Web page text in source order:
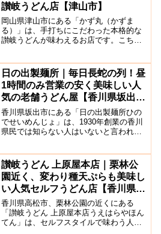
讃岐うどん店【津山市】
岡山県津山市にある「かず丸（かずま
る）」は、手打ちにこだわった本格的な
讃岐うどんが味わえるお店です。こちら
ープンしました。お店は広々としてお
り、テーブル席のほか座敷...
日の出製麺所｜毎日長蛇の列！昼
1時間のみ営業の安く美味しい人
気の老舗うどん屋【香川県坂出
市】
香川県坂出市にある「日の出製麺所ひの
でせいめんじょ」は、1930年創業の香川
県民では知らない人はいないと言われる
麺を味わってほしいという思いから、営
業時間はお昼時の1時...
讃岐うどん 上原屋本店｜栗林公
園近く、変わり種天ぷらも美味し
い人気セルフうどん店【香川県高
松市】
香川県高松市、栗林公園の近くにある
「讃岐うどん 上原屋本店うえはらやほん
てん」は、セルフスタイルで味わう人気